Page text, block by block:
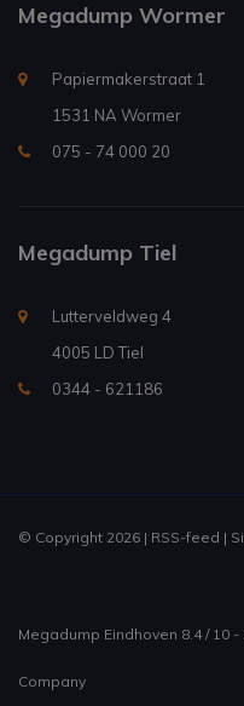
Megadump Wormer
Papiermakerstraat 1
1531 NA Wormer
075 - 74 000 20
Megadump Tiel
Lutterveldweg 4
4005 LD Tiel
0344 - 621186
© Copyright 2026 | RSS-feed |
Megadump Eindhoven 8.4/ 10 -
Company